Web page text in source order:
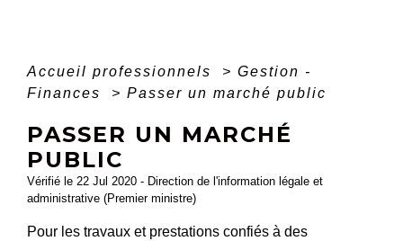
Accueil professionnels > Gestion -
Finances
> Passer un marché public
PASSER UN MARCHÉ
PUBLIC
Vérifié le 22 Jul 2020 - Direction de l'information légale et
administrative (Premier ministre)
Pour les travaux et prestations confiés à des